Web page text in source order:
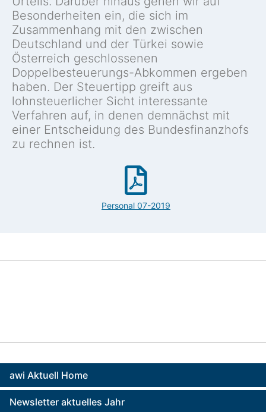
Besonderheiten ein, die sich im
Zusammenhang mit den zwischen
Deutschland und der Türkei sowie
Österreich geschlossenen
Doppelbesteuerungs-Abkommen ergeben
haben. Der Steuertipp greift aus
lohnsteuerlicher Sicht interessante
Verfahren auf, in denen demnächst mit
einer Entscheidung des Bundesfinanzhofs
zu rechnen ist.
Personal 07-2019
awi Aktuell Home
Newsletter aktuelles Jahr